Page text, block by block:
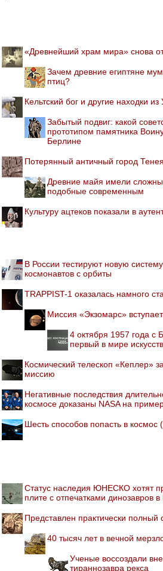
«Древнейший храм мира» снова
Зачем древние египтяне
птиц?
Кельтский бог и другие находки
Забытый подвиг: какой
прототипом памятника
Берлине
Потерянный античный город
Древние майя имели
подобные современным
Культуру ацтеков показали в
В России тестируют новую
космонавтов с орбиты
TRAPPIST-1 оказалась намного
Миссия «Экзомарс»
4 октября 1957 года с
первый в мире
Космический телескоп «Кеплер»
миссию
Негативные последствия
космосе доказаны NASA на
Шесть способов попасть в космос
Статус наследия ЮНЕСКО хотят
плите с отпечатками динозавров
Представлен практически полный
40 тысяч лет в вечной
Ученые воссоздали
тираннозавра рекса